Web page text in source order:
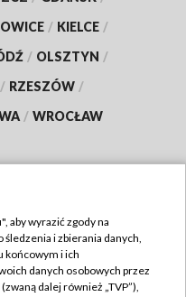
/ KIELCE /
/ OLSZTYN /
/ RZESZÓW /
/ WROCŁAW
TVP
aby wyrazić zgody na
i zbierania danych,
końcowym i ich
danych osobowych przez
dalej również „TVP”),